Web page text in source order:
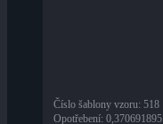
Číslo šablony vzoru: 518
Opotřebení: 0,370691895